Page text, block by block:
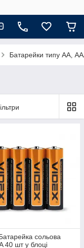
Батарейки типу АА,
сольова
40 шт у блоці